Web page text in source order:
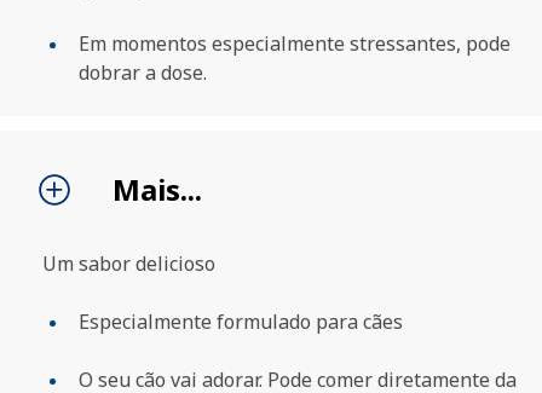
Em momentos especialmente stressantes, pode
dobrar a dose.
Mais...
Um sabor delicioso
Especialmente formulado para cães
O seu cão vai adorar. Pode comer diretamente da